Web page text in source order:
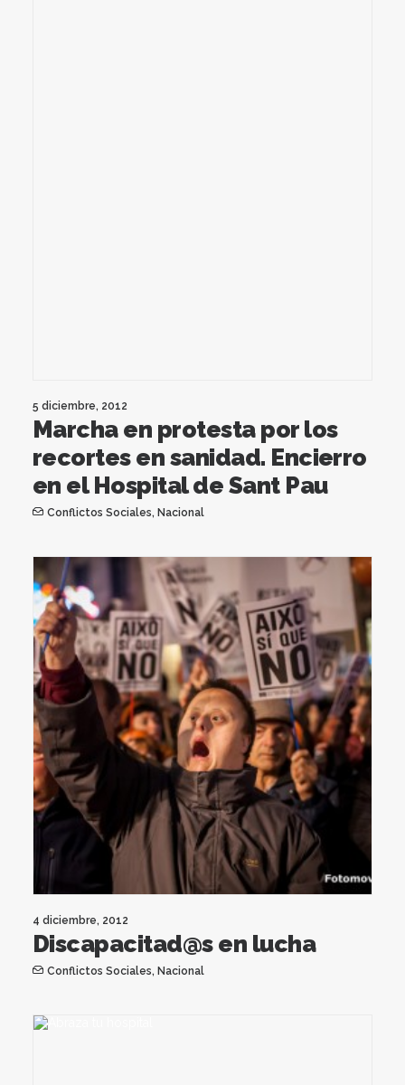
5 diciembre, 2012
Marcha en protesta por los
recortes en sanidad. Encierro
en el Hospital de Sant Pau
Conflictos Sociales, Nacional
4 diciembre, 2012
Discapacitad@s en lucha
Conflictos Sociales, Nacional